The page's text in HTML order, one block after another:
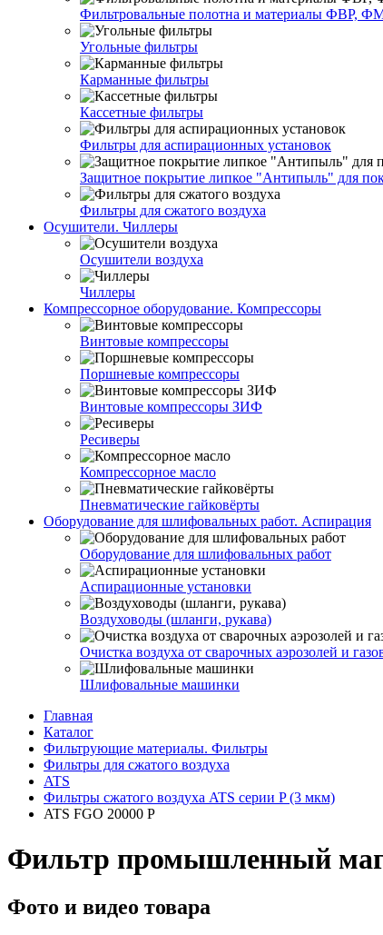
Фильтровальные полотна и материалы ФВР,
Угольные фильтры
Карманные фильтры
Кассетные фильтры
Фильтры для аспирационных установок
Защитное покрытие липкое "Антипыль" для
Фильтры для сжатого воздуха
Осушители. Чиллеры
Осушители воздуха
Чиллеры
Компрессорное оборудование. Компрессоры
Винтовые компрессоры
Поршневые компрессоры
Винтовые компрессоры ЗИФ
Ресиверы
Компрессорное масло
Пневматические гайковёрты
Оборудование для шлифовальных работ. Аспирация
Оборудование для шлифовальных работ
Аспирационные установки
Воздуховоды (шланги, рукава)
Очистка воздуха от сварочных аэрозолей и
Шлифовальные машинки
Главная
Каталог
Фильтрующие материалы. Фильтры
Фильтры для сжатого воздуха
ATS
Фильтры сжатого воздуха ATS серии P (3 мкм)
ATS FGO 20000 P
Фильтр промышленный
Фото и видео товара